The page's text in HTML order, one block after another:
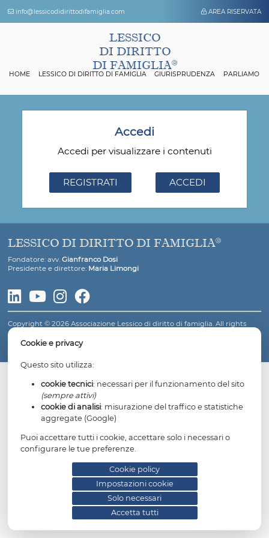
Cookie e privacy
cookie tecnici: necessari per il funzionamento
(sempre attivi)
cookie di analisi: misurazione del traffico e
aggregate (Google)
Puoi accettare tutti i cookie, accettare solo i necessari
configurare le tue preferenze.
info@lessicodidirittodifamiglia.com AREA
LESSICO
DI DIRITTO
DI FAMIGLIA
Accedi
Accedi per visualizzare i contenuti
LESSICO DI DIRITTO DI FAMIGLIA
Fondatore: avv.
Gianfranco Dosi
Copyright © 2026 Associazione Lessico di diritto di famiglia. All
reserved.
Informativa privacy
Cookie policy Impostazioni cookie